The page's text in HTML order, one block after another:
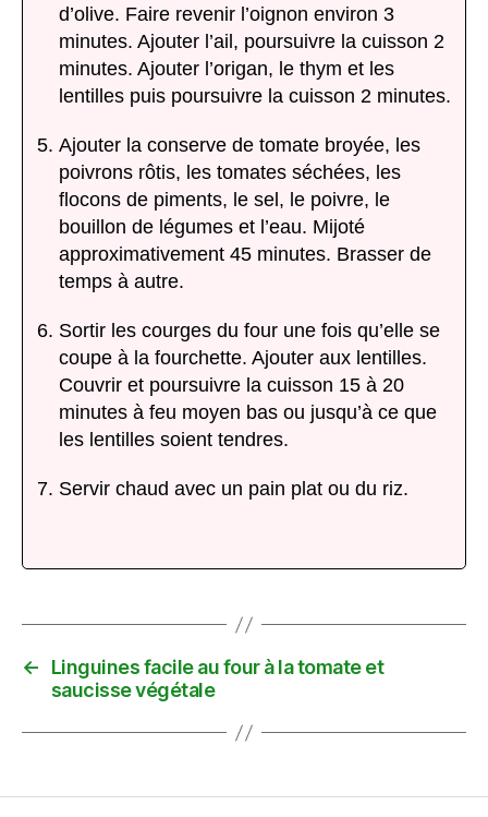
d’olive. Faire revenir l’oignon environ 3
minutes. Ajouter l’ail, poursuivre la cuisson 2
minutes. Ajouter l’origan, le thym et les
lentilles puis poursuivre la cuisson 2 minutes.
Ajouter la conserve de tomate broyée, les
poivrons rôtis, les tomates séchées, les
flocons de piments, le sel, le poivre, le
bouillon de légumes et l’eau. Mijoté
approximativement 45 minutes. Brasser de
temps à autre.
Sortir les courges du four une fois qu’elle se
coupe à la fourchette. Ajouter aux lentilles.
Couvrir et poursuivre la cuisson 15 à 20
minutes à feu moyen bas ou jusqu’à ce que
les lentilles soient tendres.
Servir chaud avec un pain plat ou du riz.
←
Linguines facile au four à la tomate et
saucisse végétale